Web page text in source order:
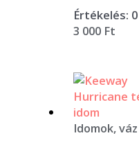
Értékelés: 0
3 000 Ft
Idomok, váz